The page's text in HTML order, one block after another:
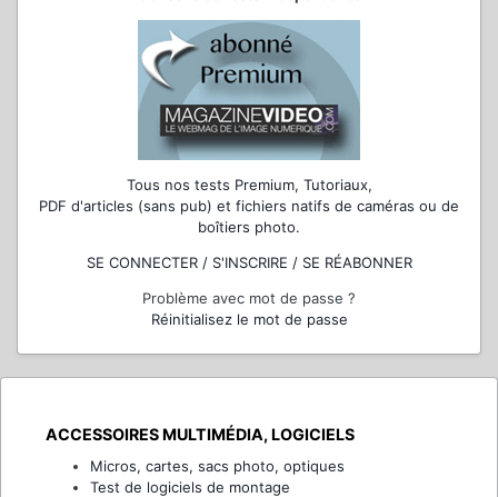
Tous nos tests Premium, Tutoriaux,
PDF d'articles (sans pub) et fichiers natifs de caméras ou de
boîtiers photo.
SE CONNECTER / S'INSCRIRE / SE RÉABONNER
Problème avec mot de passe ?
Réinitialisez le mot de passe
ACCESSOIRES MULTIMÉDIA, LOGICIELS
Micros, cartes, sacs photo, optiques
Test de logiciels de montage